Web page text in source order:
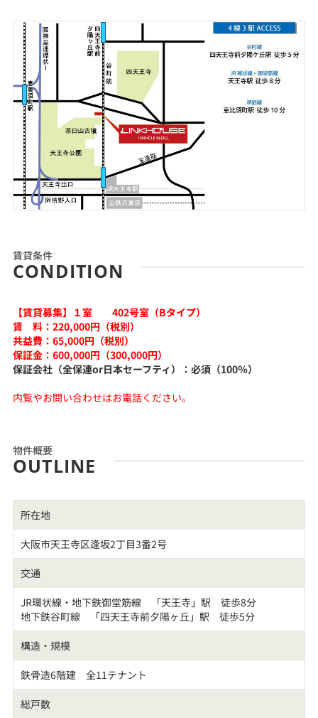
賃貸条件
CONDITION
【賃貸募集】１室 402号室（Bタイプ）
賃 料：220,000円（税別）
共益費：65,000円（税別）
保証金：600,000円（300,000円）
保証会社（全保連or日本セーフティ）：必須（100％）
内覧やお問い合わせはお電話ください。
物件概要
OUTLINE
所在地
大阪市天王寺区逢坂2丁目3番2号
交通
JR環状線・地下鉄御堂筋線 「天王寺」駅 徒歩8分
地下鉄谷町線 「四天王寺前夕陽ヶ丘」駅 徒歩5分
構造・規模
鉄骨造6階建 全11テナント
総戸数